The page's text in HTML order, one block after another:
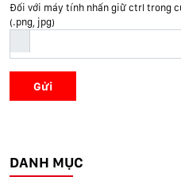
Đối với máy tính nhấn giữ ctrl trong
(.png, jpg)
Gửi
DANH MỤC